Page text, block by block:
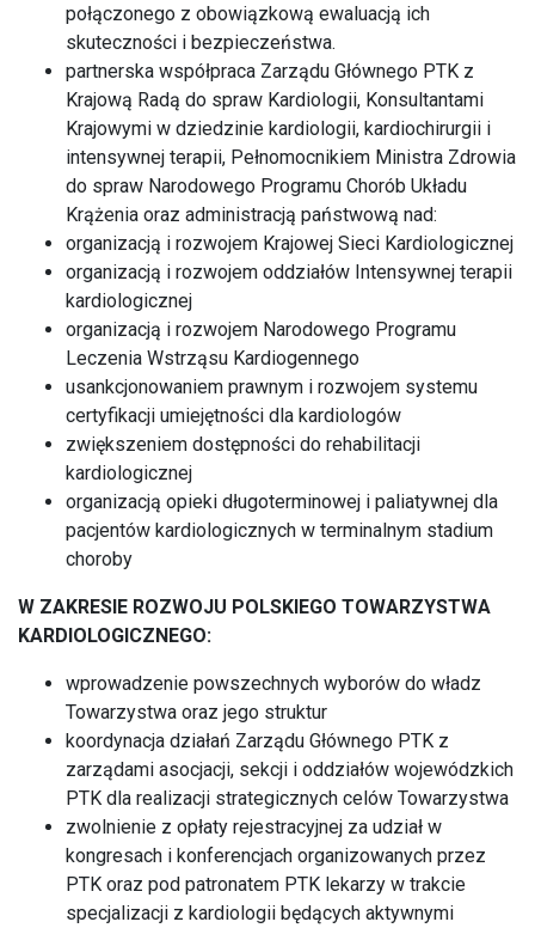
połączonego z obowiązkową ewaluacją ich
skuteczności i bezpieczeństwa.
partnerska współpraca Zarządu Głównego PTK z
Krajową Radą do spraw Kardiologii, Konsultantami
Krajowymi w dziedzinie kardiologii, kardiochirurgii i
intensywnej terapii, Pełnomocnikiem Ministra Zdrowia
do spraw Narodowego Programu Chorób Układu
Krążenia oraz administracją państwową nad:
organizacją i rozwojem Krajowej Sieci Kardiologicznej
organizacją i rozwojem oddziałów Intensywnej terapii
kardiologicznej
organizacją i rozwojem Narodowego Programu
Leczenia Wstrząsu Kardiogennego
usankcjonowaniem prawnym i rozwojem systemu
certyfikacji umiejętności dla kardiologów
zwiększeniem dostępności do rehabilitacji
kardiologicznej
organizacją opieki długoterminowej i paliatywnej dla
pacjentów kardiologicznych w terminalnym stadium
choroby
W ZAKRESIE ROZWOJU POLSKIEGO TOWARZYSTWA
KARDIOLOGICZNEGO:
wprowadzenie powszechnych wyborów do władz
Towarzystwa oraz jego struktur
koordynacja działań Zarządu Głównego PTK z
zarządami asocjacji, sekcji i oddziałów wojewódzkich
PTK dla realizacji strategicznych celów Towarzystwa
zwolnienie z opłaty rejestracyjnej za udział w
kongresach i konferencjach organizowanych przez
PTK oraz pod patronatem PTK lekarzy w trakcie
specjalizacji z kardiologii będących aktywnymi